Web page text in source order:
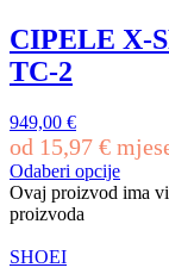
CIPELE X-
TC-2
949,00 €
od 15,97 €
Odaberi opcije
Ovaj proizvod ima
proizvoda
SHOEI